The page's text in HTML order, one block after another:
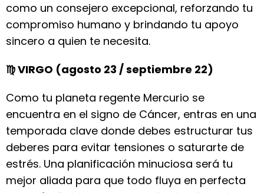
como un consejero excepcional, reforzando tu
compromiso humano y brindando tu apoyo
sincero a quien te necesita.
♍ VIRGO (agosto 23 / septiembre 22)
Como tu planeta regente Mercurio se
encuentra en el signo de Cáncer, entras en una
temporada clave donde debes estructurar tus
deberes para evitar tensiones o saturarte de
estrés. Una planificación minuciosa será tu
mejor aliada para que todo fluya en perfecta